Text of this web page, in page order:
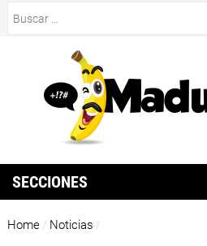
SECCIONES
Home / Noticias /